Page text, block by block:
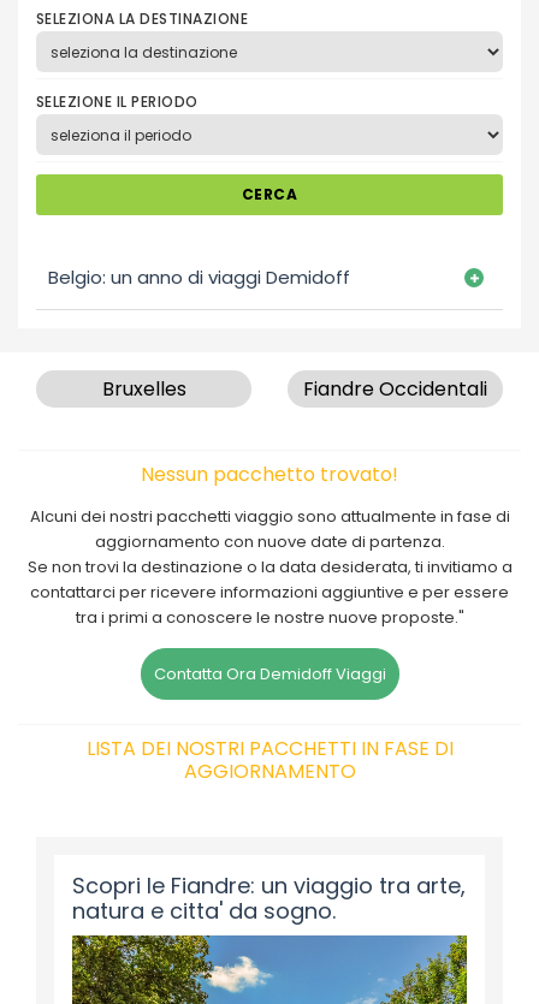
SELEZIONA LA DESTINAZIONE
SELEZIONE IL PERIODO
CERCA
Belgio: un anno di viaggi Demidoff
Bruxelles Fiandre Occidentali
Nessun pacchetto trovato!
Alcuni dei nostri pacchetti viaggio sono attualmente in fase di
aggiornamento con nuove date di partenza.
Se non trovi la destinazione o la data desiderata, ti invitiamo a
contattarci per ricevere informazioni aggiuntive e per essere
tra i primi a conoscere le nostre nuove proposte."
Contatta Ora Demidoff Viaggi
LISTA DEI NOSTRI PACCHETTI IN FASE DI
AGGIORNAMENTO
Scopri le Fiandre: un viaggio tra arte,
natura e citta' da sogno.